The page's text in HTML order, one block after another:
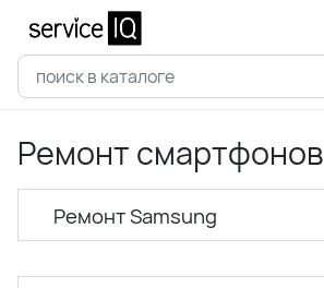
Ремонт смартфонов
Ремонт Samsung